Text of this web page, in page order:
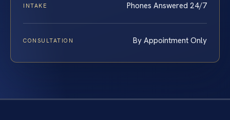
INTAKE Phones Answered 24/7
CONSULTATION By Appointment Only